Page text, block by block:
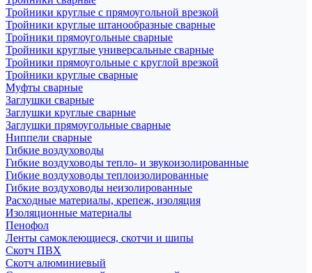
Тройники круглые с прямоугольной врезкой
Тройники круглые штанообразные сварные
Тройники прямоугольные сварные
Тройники круглые универсальные сварные
Тройники прямоугольные с круглой врезкой
Тройники круглые сварные
Муфты сварные
Заглушки сварные
Заглушки круглые сварные
Заглушки прямоугольные сварные
Ниппели сварные
Гибкие воздуховоды
Гибкие воздуховоды тепло- и звукоизолированные
Гибкие воздуховоды теплоизолированные
Гибкие воздуховоды неизолированные
Расходные материалы, крепеж, изоляция
Изоляционные материалы
Пенофол
Ленты самоклеющиеся, скотчи и шипы
Скотч ПВХ
Скотч алюминиевый